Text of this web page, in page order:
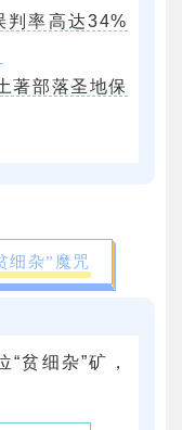
判率高达34%
著部落圣地保
细杂”魔咒
贫细杂”矿，